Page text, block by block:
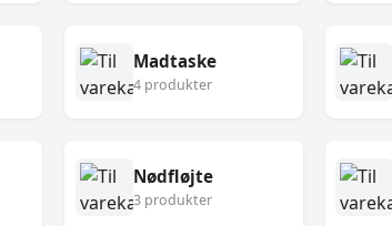
Madtaske
4 produkter
Nødfløjte
3 produkter